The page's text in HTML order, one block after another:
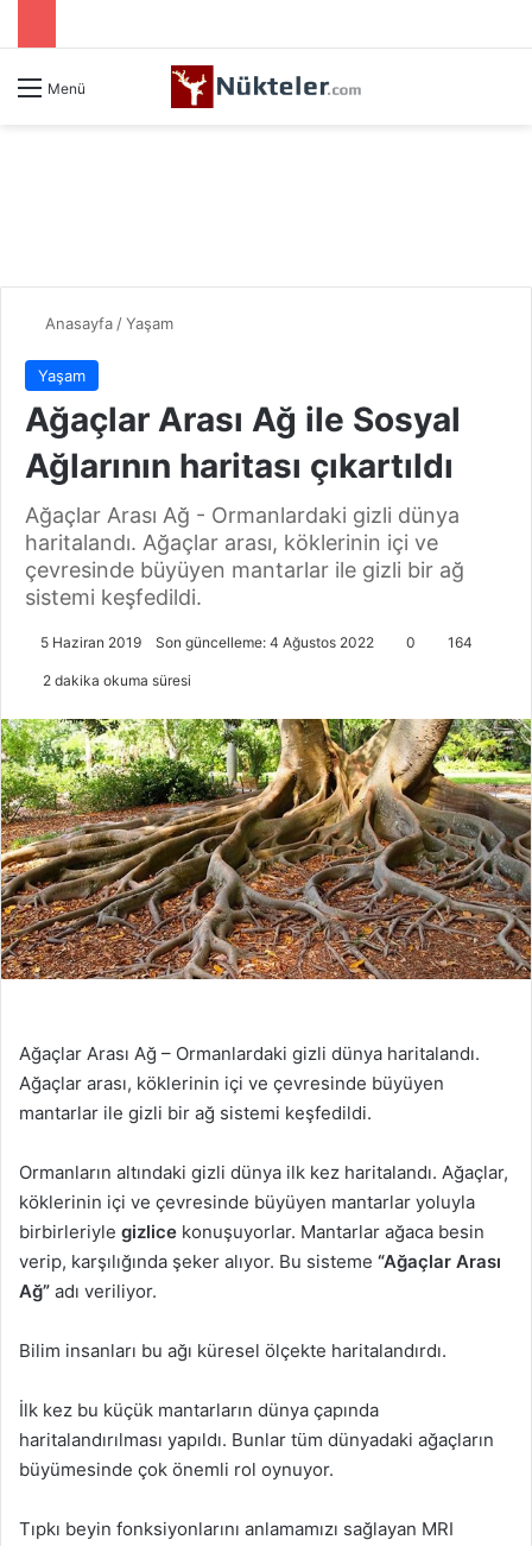
Menü
Anasayfa /Yaşam
Yaşam
Ağaçlar Arası Ağ ile Sosyal
Ağlarının haritası çıkartıldı
Ağaçlar Arası Ağ - Ormanlardaki gizli dünya
haritalandı. Ağaçlar arası, köklerinin içi ve
çevresinde büyüyen mantarlar ile gizli bir ağ
sistemi keşfedildi.
5 Haziran 2019 Son güncelleme: 4 Ağustos 2022 0 164
2 dakika okuma süresi
Ağaçlar Arası Ağ – Ormanlardaki gizli dünya haritalandı.
Ağaçlar arası, köklerinin içi ve çevresinde büyüyen
mantarlar ile gizli bir ağ sistemi keşfedildi.
Ormanların altındaki gizli dünya ilk kez haritalandı. Ağaçlar,
köklerinin içi ve çevresinde büyüyen mantarlar yoluyla
birbirleriyle gizlice konuşuyorlar. Mantarlar ağaca besin
verip, karşılığında şeker alıyor. Bu sisteme “Ağaçlar Arası
Ağ” adı veriliyor.
Bilim insanları bu ağı küresel ölçekte haritalandırdı.
İlk kez bu küçük mantarların dünya çapında
haritalandırılması yapıldı. Bunlar tüm dünyadaki ağaçların
büyümesinde çok önemli rol oynuyor.
Tıpkı beyin fonksiyonlarını anlamamızı sağlayan MRI